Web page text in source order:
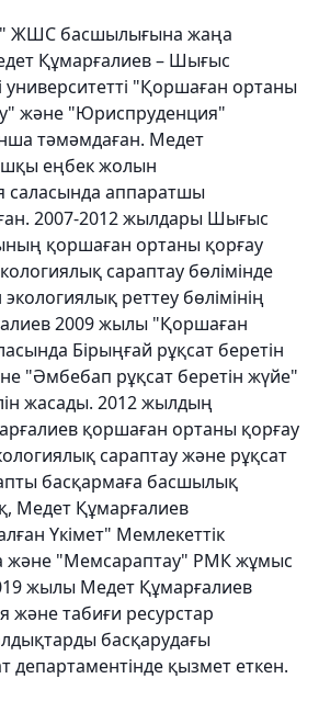
ЖШС басшылығына жаңа
Құмарғалиев – Шығыс
университетті "Қоршаған ортаны
және "Юриспруденция"
тәмәмдаған. Медет
еңбек жолын
саласында аппаратшы
2007-2012 жылдары Шығыс
қоршаған ортаны қорғау
сараптау бөлімінде
реттеу бөлімінің
2009 жылы "Қоршаған
Бірыңғай рұқсат беретін
"Әмбебап рұқсат беретін жүйе"
жасады. 2012 жылдың
қоршаған ортаны қорғау
сараптау және рұқсат
басқармаға басшылық
Медет Құмарғалиев
Үкімет" Мемлекеттік
және "Мемсараптау" РМК жұмыс
жылы Медет Құмарғалиев
және табиғи ресурстар
басқарудағы
департаментінде қызмет еткен.